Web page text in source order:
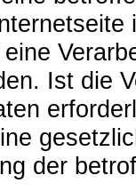
Ist die
der